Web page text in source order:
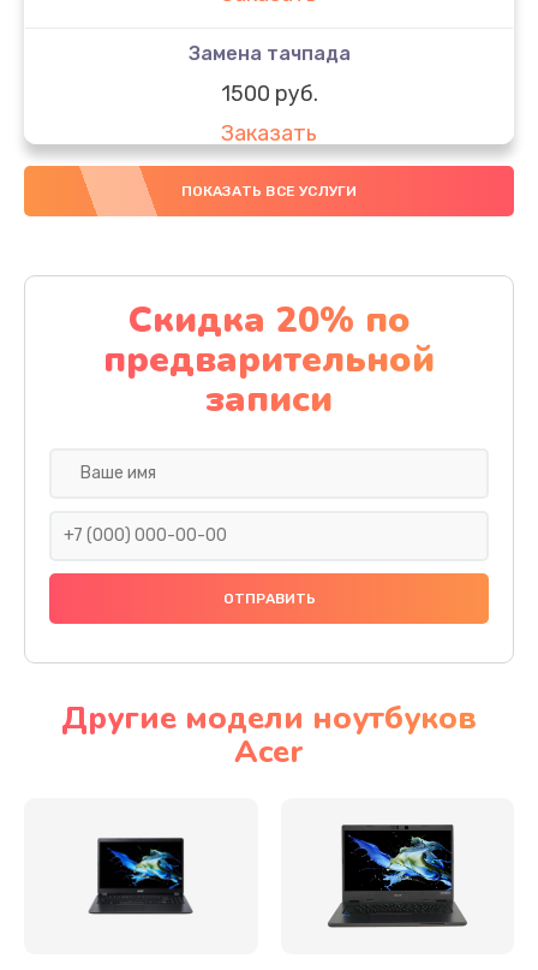
Замена тачпада
1500 руб.
Заказать
Замена южного моста
Заказать
Чистка от пыли
1060 руб.
Заказать
Ремонт подсветки
Настройка BIOS
Замена видеочипа
ПОКАЗАТЬ ВСЕ УСЛУГИ
Скидка 20% по
предварительной
записи
Другие модели ноутбуков
Acer